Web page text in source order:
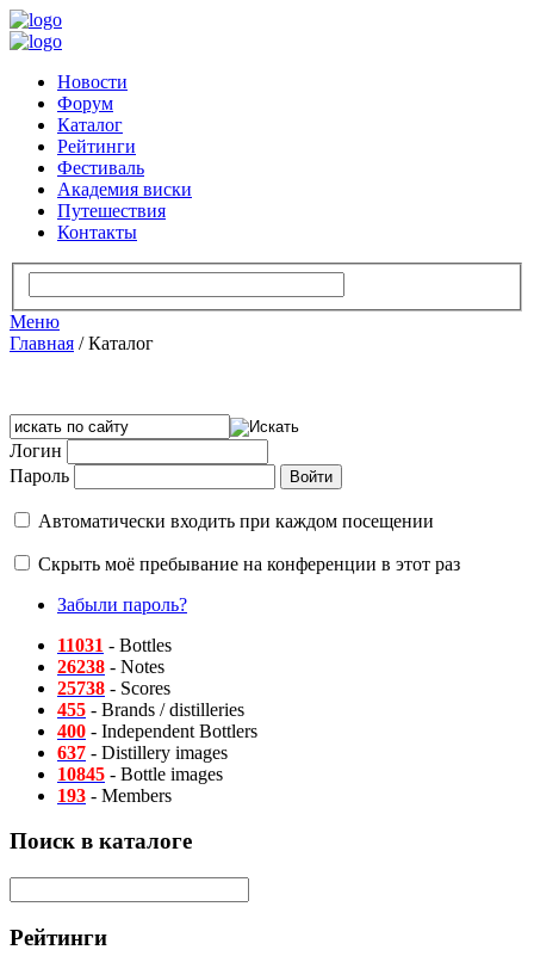
Новости
Форум
Каталог
Рейтинги
Фестиваль
Академия виски
Путешествия
Контакты
Меню
Главная /Каталог
Логин
Пароль
Автоматически входить при каждом посещении
Скрыть моё пребывание на конференции в этот раз
Забыли пароль?
11031 - Bottles
26238 - Notes
25738 - Scores
455 - Brands / distilleries
400 - Independent Bottlers
637 - Distillery images
10845 - Bottle images
193 - Members
Поиск в каталоге
Рейтинги